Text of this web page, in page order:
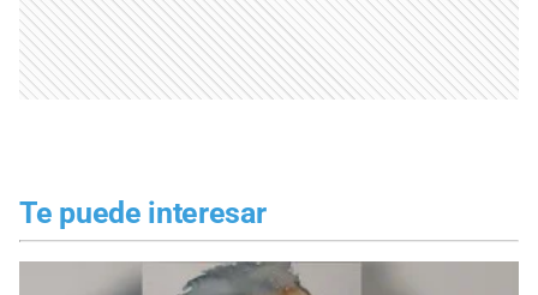
Te puede interesar